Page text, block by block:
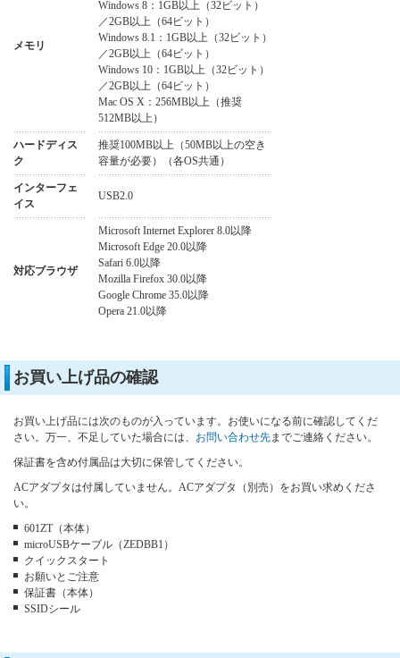
メモリ
Windows 8：1GB以上（32ビット）
／2GB以上（64ビット）
Windows 8.1：1GB以上（32ビット）
／2GB以上（64ビット）
Windows 10：1GB以上（32ビット）
／2GB以上（64ビット）
Mac OS X：256MB以上（推奨
512MB以上）
ハードディス
ク
推奨100MB以上（50MB以上の空き
容量が必要）（各OS共通）
インターフェ
イス
USB2.0
対応ブラウザ
Microsoft Internet Explorer 8.0以降
Microsoft Edge 20.0以降
Safari 6.0以降
Mozilla Firefox 30.0以降
Google Chrome 35.0以降
Opera 21.0以降
お買い上げ品の確認
お買い上げ品には次のものが入っています。お使いになる前に確認してくだ
さい。万一、不足していた場合には、 お問い合わせ先までご連絡ください。
保証書を含め付属品は大切に保管してください。
ACアダプタは付属していません。ACアダプタ（別売）をお買い求めくださ
い。
601ZT（本体）
microUSBケーブル（ZEDBB1）
クイックスタート
お願いとご注意
保証書（本体）
SSIDシール